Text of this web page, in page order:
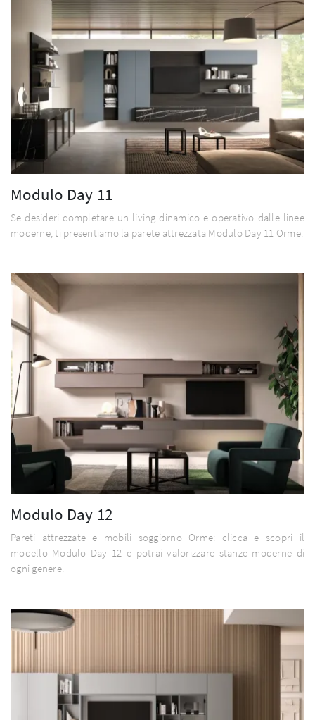
Modulo Day 11
Se desideri completare un living dinamico e operativo dalle linee
moderne, ti presentiamo la parete attrezzata Modulo Day 11 Orme.
Modulo Day 12
Pareti attrezzate e mobili soggiorno Orme: clicca e scopri il
modello Modulo Day 12 e potrai valorizzare stanze moderne di
ogni genere.